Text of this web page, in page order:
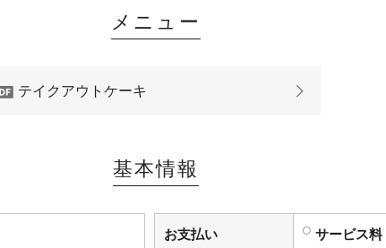
メニュー
テイクアウトケーキ
基本情報
お支払い
サービス料